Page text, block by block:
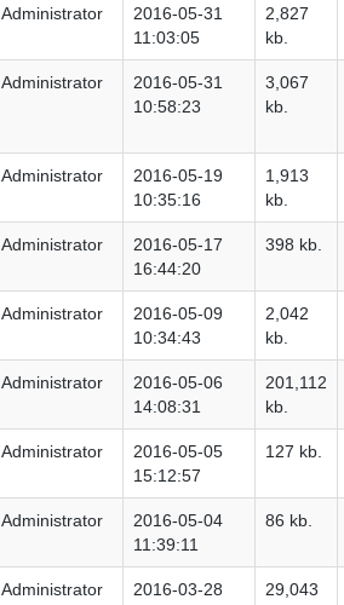
Administrator
2016-05-31
11:03:05
2,827
kb.
Administrator
2016-05-31
10:58:23
3,067
kb.
Administrator
2016-05-19
10:35:16
1,913
kb.
Administrator
2016-05-17
16:44:20
398 kb.
Administrator
2016-05-09
10:34:43
2,042
kb.
Administrator
2016-05-06
14:08:31
201,112
kb.
Administrator
2016-05-05
15:12:57
127 kb.
Administrator
2016-05-04
11:39:11
86 kb.
Administrator
2016-03-28
29,043